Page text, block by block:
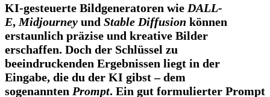
KI-gesteuerte Bildgeneratoren wie DALL-
E, Midjourney und Stable Diffusion können
erstaunlich präzise und kreative Bilder
erschaffen. Doch der Schlüssel zu
beeindruckenden Ergebnissen liegt in der
Eingabe, die du der KI gibst – dem
sogenannten Prompt. Ein gut formulierter Prompt